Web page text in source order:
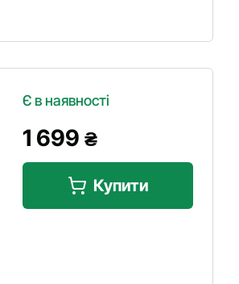
Є в наявності
1 699 ₴
Купити